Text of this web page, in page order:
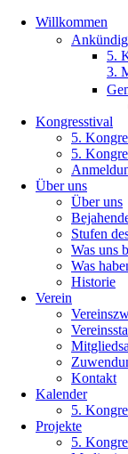
Willkommen
5.
3.
Kongresstival
5.
5.
Über uns
Über uns
Stufen
Was uns
Was
Historie
Verein
Kontakt
Kalender
5.
Projekte
5.